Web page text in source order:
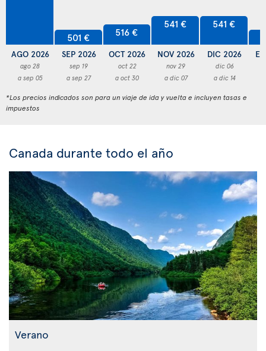
AGO 2026
ago 28
a sep 05
501 €
SEP 2026
sep 19
a sep 27
516 €
OCT 2026
oct 22
a oct 30
541 €
NOV 2026
nov 29
a dic 07
541 €
DIC 2026
dic 06
a dic 14
*Los precios indicados son para un viaje de ida y vuelta e incluyen tasas e
impuestos
Canada durante todo el año
Verano